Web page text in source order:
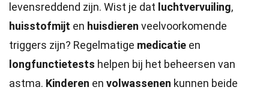
levensreddend zijn. Wist je dat luchtvervuiling,
huisstofmijt en huisdieren veelvoorkomende
triggers zijn? Regelmatige medicatie en
longfunctietests helpen bij het beheersen van
astma. Kinderen en volwassenen kunnen beide